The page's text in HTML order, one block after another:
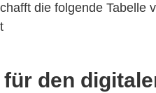
die folgende Tabelle
den